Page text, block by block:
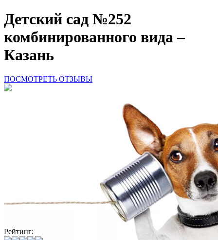
Детский сад №252
комбинированного вида –
Казань
ПОСМОТРЕТЬ ОТЗЫВЫ
Рейтинг: